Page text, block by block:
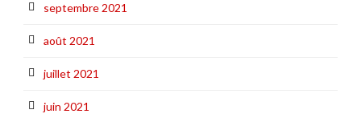
septembre 2021
août 2021
juillet 2021
juin 2021